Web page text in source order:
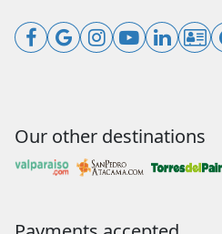
Our other destinations